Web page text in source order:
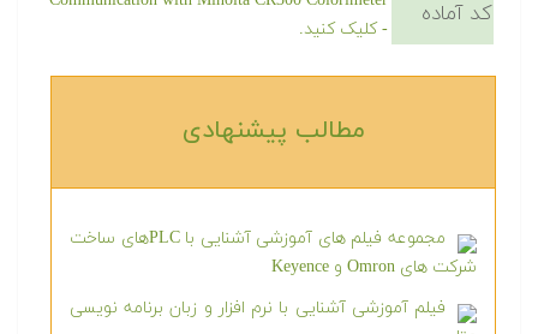
کد آماده
- کلیک کنید.
مطالب پیشنهادی‎
مجموعه فیلم های آموزشی آشنایی با PLCهای ساخت
شرکت های Omron و Keyence
فیلم آموزشی آشنایی با نرم افزار و زبان برنامه نویسی